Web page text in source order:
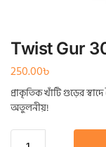
Twist Gur
250.00৳
প্রাকৃতিক খাঁটি গুড়ের
অতুলনীয়!